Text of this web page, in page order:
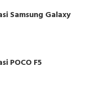
Samsung Galaxy
POCO F5